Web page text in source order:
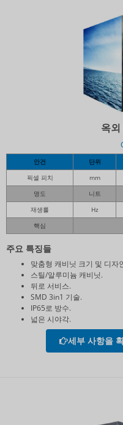
옥
안건 단위
픽셀 피치
mm
명도
니트
재생률
Hz
핵심
주요 특징들
맞춤형 캐비닛 크기 및 디자
스틸/알루미늄 캐비닛.
뒤로 서비스.
SMD 3in1 기술.
IP65로 방수.
넓은 시야각.
세부 사항을